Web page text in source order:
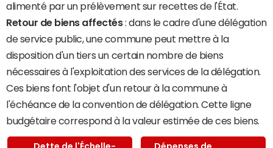
alimenté par un prélèvement sur recettes de l'État.
Retour de biens affectés: dans le cadre d'une délégation
de service public, une commune peut mettre à la
disposition d'un tiers un certain nombre de biens
nécessaires à l'exploitation des services de la délégation.
Ces biens font l'objet d'un retour à la commune à
l'échéance de la convention de délégation. Cette ligne
budgétaire correspond à la valeur estimée de ces biens.
Dette de l'Échelle-
Dépenses de